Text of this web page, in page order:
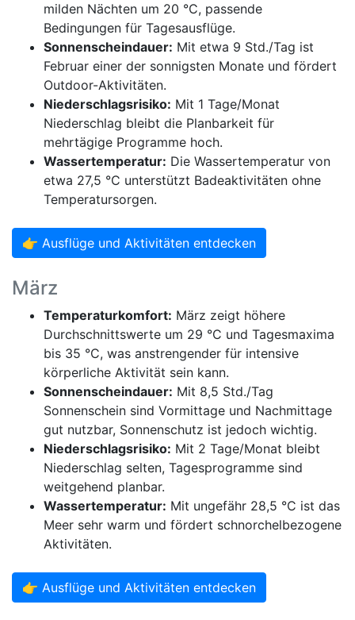
milden Nächten um 20 °C, passende
Bedingungen für Tagesausflüge.
Sonnenscheindauer: Mit etwa 9 Std./Tag ist
Februar einer der sonnigsten Monate und fördert
Outdoor-Aktivitäten.
Niederschlagsrisiko: Mit 1 Tage/Monat
Niederschlag bleibt die Planbarkeit für
mehrtägige Programme hoch.
Wassertemperatur: Die Wassertemperatur von
etwa 27,5 °C unterstützt Badeaktivitäten ohne
Temperatursorgen.
👉 Ausflüge und Aktivitäten entdecken
März
Temperaturkomfort: März zeigt höhere
Durchschnittswerte um 29 °C und Tagesmaxima
bis 35 °C, was anstrengender für intensive
körperliche Aktivität sein kann.
Sonnenscheindauer: Mit 8,5 Std./Tag
Sonnenschein sind Vormittage und Nachmittage
gut nutzbar, Sonnenschutz ist jedoch wichtig.
Niederschlagsrisiko: Mit 2 Tage/Monat bleibt
Niederschlag selten, Tagesprogramme sind
weitgehend planbar.
Wassertemperatur: Mit ungefähr 28,5 °C ist das
Meer sehr warm und fördert schnorchelbezogene
Aktivitäten.
👉 Ausflüge und Aktivitäten entdecken